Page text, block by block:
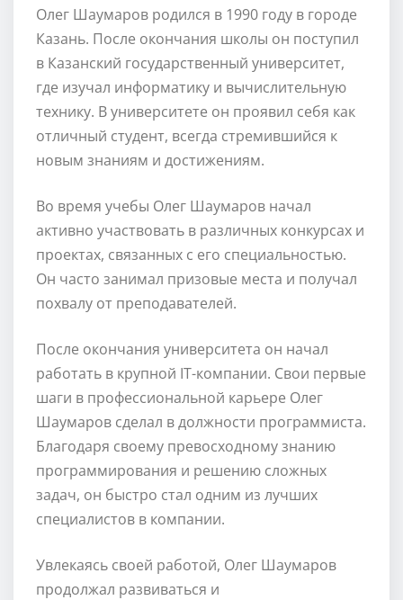
Олег Шаумаров родился в 1990 году в городе
Казань. После окончания школы он поступил
в Казанский государственный университет,
где изучал информатику и вычислительную
технику. В университете он проявил себя как
отличный студент, всегда стремившийся к
новым знаниям и достижениям.
Во время учебы Олег Шаумаров начал
активно участвовать в различных конкурсах и
проектах, связанных с его специальностью.
Он часто занимал призовые места и получал
похвалу от преподавателей.
После окончания университета он начал
работать в крупной IT-компании. Свои первые
шаги в профессиональной карьере Олег
Шаумаров сделал в должности программиста.
Благодаря своему превосходному знанию
программирования и решению сложных
задач, он быстро стал одним из лучших
специалистов в компании.
Увлекаясь своей работой, Олег Шаумаров
продолжал развиваться и